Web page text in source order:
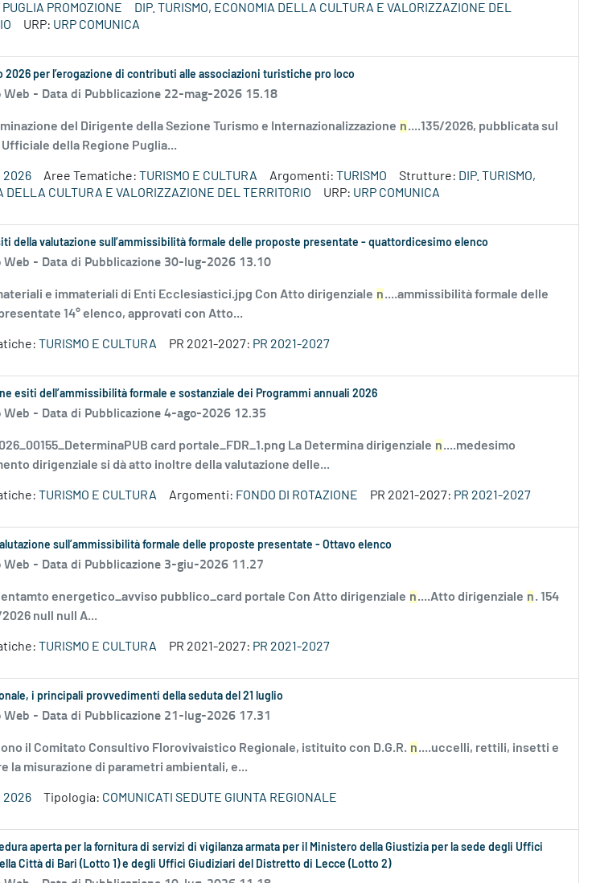
PUGLIA PROMOZIONE
DIP. TURISMO, ECONOMIA DELLA CULTURA E VALORIZZAZIONE DEL
URP: URP COMUNICA
2026 per l’erogazione di contributi alle associazioni turistiche pro loco
Web - Data di Pubblicazione 22-mag-2026 15.18
del Dirigente della Sezione Turismo e Internazionalizzazione n....135/2026, pubblicata sul
della Regione Puglia...
2026 Aree Tematiche: TURISMO E CULTURA Argomenti: TURISMO Strutture: DIP. TURISMO,
DELLA CULTURA E VALORIZZAZIONE DEL TERRITORIO
URP: URP COMUNICA
della valutazione sull’ammissibilità formale delle proposte presentate - quattordicesimo elenco
Web - Data di Pubblicazione 30-lug-2026 13.10
e immateriali di Enti Ecclesiastici.jpg Con Atto dirigenziale n....ammissibilità formale delle
14° elenco, approvati con Atto...
TURISMO E CULTURA PR 2021-2027: PR 2021-2027
esiti dell’ammissibilità formale e sostanziale dei Programmi annuali 2026
Web - Data di Pubblicazione 4-ago-2026 12.35
card portale_FDR_1.png La Determina dirigenziale n....medesimo
dirigenziale si dà atto inoltre della valutazione delle...
TURISMO E CULTURA Argomenti: FONDO DI ROTAZIONE PR 2021-2027: PR 2021-2027
sull’ammissibilità formale delle proposte presentate - Ottavo elenco
Web - Data di Pubblicazione 3-giu-2026 11.27
energetico_avviso pubblico_card portale Con Atto dirigenziale n....Atto dirigenziale n. 154
null null A...
TURISMO E CULTURA PR 2021-2027: PR 2021-2027
i principali provvedimenti della seduta del 21 luglio
Web - Data di Pubblicazione 21-lug-2026 17.31
il Comitato Consultivo Florovivaistico Regionale, istituito con D.G.R. n....uccelli, rettili, insetti e
la misurazione di parametri ambientali, e...
2026 Tipologia: COMUNICATI SEDUTE GIUNTA REGIONALE
aperta per la fornitura di servizi di vigilanza armata per il Ministero della Giustizia per la sede degli Uffici
Città di Bari (Lotto 1) e degli Uffici Giudiziari del Distretto di Lecce (Lotto 2)